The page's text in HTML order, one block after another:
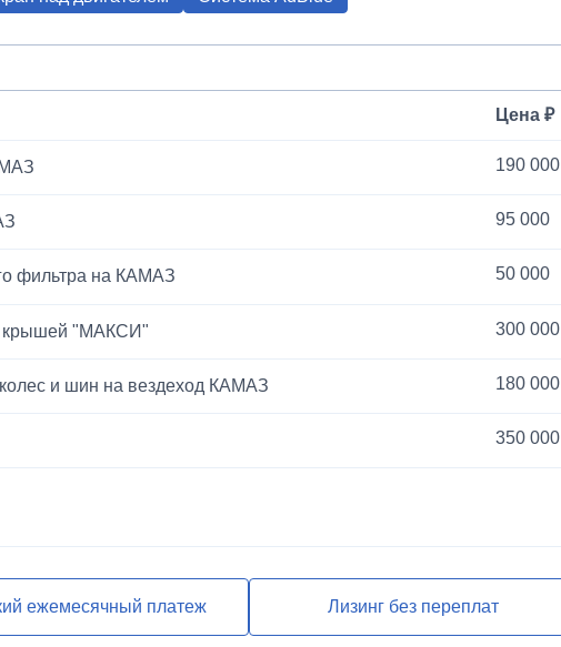
Цена
190 000
95 000
фильтра на КАМАЗ 50 000
крышей "МАКСИ" 300 000
и шин на вездеход КАМАЗ 180 000
350 000
2 850 000
ежемесячный платеж Лизинг без переплат